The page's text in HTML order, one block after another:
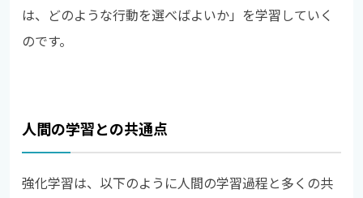
は、どのような行動を選べばよいか」を学習していく
のです。
人間の学習との共通点
強化学習は、以下のように人間の学習過程と多くの共